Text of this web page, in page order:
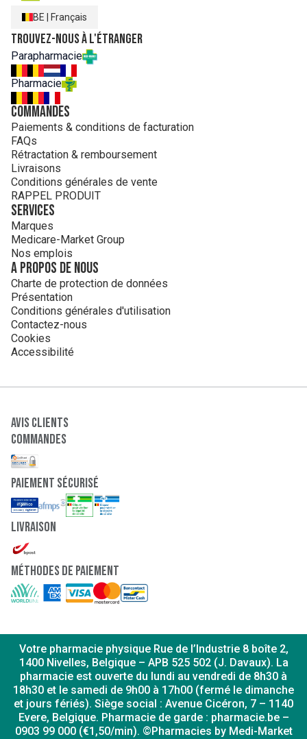
BE Français
Trouvez-nous à l'étranger
Parapharmacie
Pharmacie
Commandes
Paiements & conditions de facturation
FAQs
Rétractation & remboursement
Livraisons
Conditions générales de vente
RAPPEL PRODUIT
Services
Marques
Medicare-Market Group
Nos emplois
A propos de nous
Charte de protection de données
Présentation
Conditions générales d'utilisation
Contactez-nous
Cookies
Accessibilité
Avis clients
Commandes
paiement sécurisé
Livraison
Méthodes de paiement
Votre pharmacie physique Rue de l’Industrie 8 boîte 2,
1400 Nivelles, Belgique – APB 525 502 (J. Davaux). La
pharmacie est ouverte du lundi au vendredi de 8h30 à
18h30 et le samedi de 9h00 à 17h00 (fermé le dimanche
et jours fériés). Siège social : Avenue Cicéron, 7 – 1140
Evere, Belgique. Pharmacie de garde : pharmacie.be –
0903 99 000 (€1,50/min). ©Pharmacies by Medi-Market